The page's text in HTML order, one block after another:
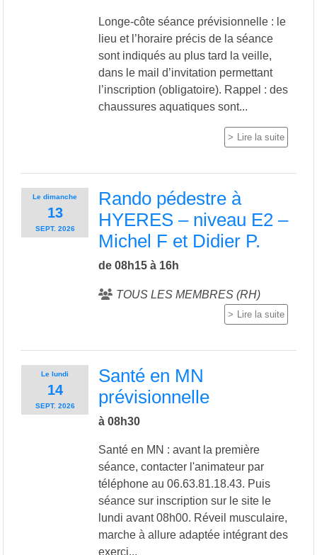
Longe-côte séance prévisionnelle : le
lieu et l’horaire précis de la séance
sont indiqués au plus tard la veille,
dans le mail d’invitation permettant
l’inscription (obligatoire). Rappel : des
chaussures aquatiques sont...
Lire la suite
Ledimanche
13
SEPT. 2026
Rando pédestre à
HYERES – niveau E2 –
Michel F et Didier P.
de 08h15 à 16h
TOUS LES MEMBRES (RH)
Lire la suite
Lelundi
14
SEPT. 2026
Santé en MN
prévisionnelle
à 08h30
Santé en MN : avant la première
séance, contacter l'animateur par
téléphone au 06.63.81.18.43. Puis
séance sur inscription sur le site le
lundi avant 08h00. Réveil musculaire,
marche à allure adaptée intégrant des
exerci...